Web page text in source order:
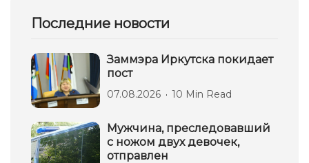
Последние новости
Заммэра Иркутска покидает
пост
07.08.2026 10 Min Read
Мужчина, преследовавший
с ножом двух девочек,
отправлен